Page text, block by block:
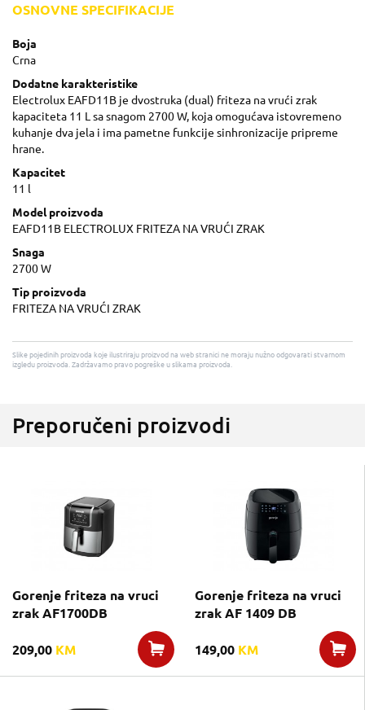
OSNOVNE SPECIFIKACIJE
Boja
Crna
Dodatne karakteristike
Electrolux EAFD11B je dvostruka (dual) friteza na vrući zrak
kapaciteta 11 L sa snagom 2700 W, koja omogućava istovremeno
kuhanje dva jela i ima pametne funkcije sinhronizacije pripreme
hrane.
Kapacitet
11 l
Model proizvoda
EAFD11B ELECTROLUX FRITEZA NA VRUĆI ZRAK
Snaga
2700 W
Tip proizvoda
FRITEZA NA VRUĆI ZRAK
Slike pojedinih proizvoda koje ilustriraju proizvod na web stranici ne moraju nužno odgovarati stvarnom
izgledu proizvoda. Zadržavamo pravo pogreške u slikama proizvoda.
Preporučeni proizvodi
Gorenje friteza na vruci
zrak AF1700DB
209,00 KM
Gorenje friteza na vruci
zrak AF 1409 DB
149,00 KM